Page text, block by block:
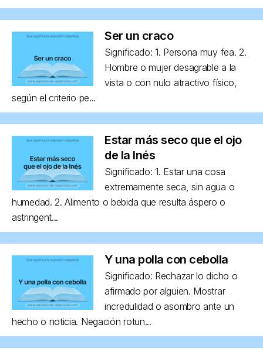
Ser un craco
Significado: 1. Persona muy fea. 2.
Hombre o mujer desagrable a la
vista o con nulo atractivo físico,
según el criterio pe...
Estar más seco que el ojo
de la Inés
Significado: 1. Estar una cosa
extremamente seca, sin agua o
humedad. 2. Alimento o bebida que resulta áspero o
astringent...
Y una polla con cebolla
Significado: Rechazar lo dicho o
afirmado por alguien. Mostrar
incredulidad o asombro ante un
hecho o noticia. Negación rotun...